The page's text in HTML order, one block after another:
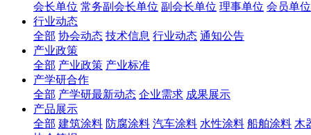
会长单位 常务副会长单位 副会长单位 理事单位 会员单位
行业动态
全部 协会动态 技术信息 行业动态 通知公告
产业政策
全部 产业政策 产业标准
产学研合作
全部 产学研最新动态 企业需求 成果展示
产品展示
全部 建筑涂料 防腐涂料 汽车涂料 水性涂料 船舶涂料 木